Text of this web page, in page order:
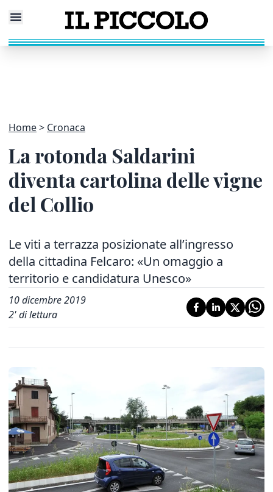
Home Cronaca
La rotonda Saldarini
diventa cartolina delle vigne
del Collio
Le viti a terrazza posizionate all’ingresso
della cittadina Felcaro: «Un omaggio a
territorio e candidatura Unesco»
10 dicembre 2019
2' di lettura